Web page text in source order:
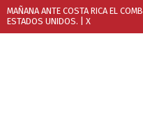
MAÑANA ANTE COSTA RICA EL
ESTADOS UNIDOS.
| X